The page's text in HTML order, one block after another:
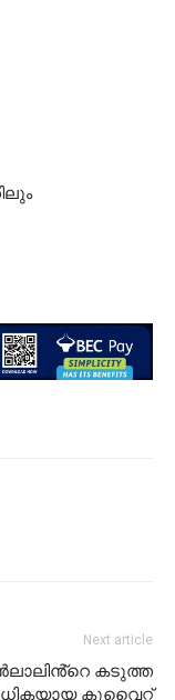
Next article
കടുത്ത
കുവെെറ്റ്